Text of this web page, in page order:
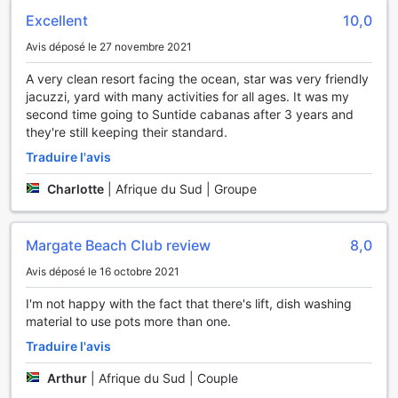
vous pourrez nager à votre rythme tout en profitant du
sous leurs pieds, notre plage privée vous attend avec des
vagues qui murmurent des promesses de plaisir et de
détente. Que vous souhaitiez vous prélasser au soleil ou
vous adonner à des activités nautiques, cet espace
exclusif est parfait pour une expérience balnéaire
inoubliable.
Les passionnés de pêche seront ravis de découvrir les
opportunités qui s'offrent à eux dans les eaux
environnantes, où vous pourrez tenter de capturer votre
dîner tout en admirant la beauté naturelle de la côte. Pour
est à votre disposition, idéale pour des matchs rapides
entre amis ou en famille. Et pour les plus aventuriers,
n'oubliez pas d'explorer le monde sous-marin fascinant
grâce à nos options de plongée. Que vous soyez novice ou
expert, les fonds marins de Margate promettent des
moment est une occasion de se dépenser et de se divertir!
Les Commodités Pratiques du Margate Beach Club
Excellent 10,0
Avis déposé le 27 novembre 2021
A very clean resort facing the ocean, star was very friendly
jacuzzi, yard with many activities for all ages. It was my
second time going to Suntide cabanas after 3 years and
they're still keeping their standard.
Traduire l'avis
Charlotte Afrique du Sud | Groupe
Margate Beach Club review 8,0
Avis déposé le 16 octobre 2021
I'm not happy with the fact that there's lift, dish washing
material to use pots more than one.
Traduire l'avis
Arthur Afrique du Sud | Couple